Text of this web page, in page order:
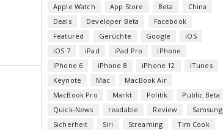
Apple Watch
App Store Beta
China
Deals
Developer Beta
Facebook
Featured
Gerüchte Google
iOS
iOS 7
iPad iPad Pro
iPhone
iPhone 6
iPhone 8 iPhone 12
iTunes
Keynote
Mac
MacBook Air
MacBook Pro
Markt Politik
Public Beta
Quick-News
readable Review
Samsung
Sicherheit
Siri Streaming
Tim Cook